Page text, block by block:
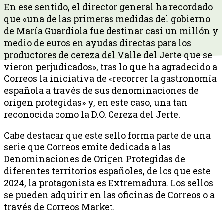
En ese sentido, el director general ha recordado
que «una de las primeras medidas del gobierno
de María Guardiola fue destinar casi un millón y
medio de euros en ayudas directas para los
productores de cereza del Valle del Jerte que se
vieron perjudicados», tras lo que ha agradecido a
Correos la iniciativa de «recorrer la gastronomía
española a través de sus denominaciones de
origen protegidas» y, en este caso, una tan
reconocida como la D.O. Cereza del Jerte.
Cabe destacar que este sello forma parte de una
serie que Correos emite dedicada a las
Denominaciones de Origen Protegidas de
diferentes territorios españoles, de los que este
2024, la protagonista es Extremadura. Los sellos
se pueden adquirir en las oficinas de Correos o a
través de Correos Market.